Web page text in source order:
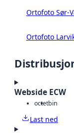
Ortofoto Sør-
Ortofoto
Webside ECW
octetbin
Last ned